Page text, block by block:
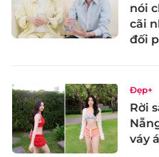
nói
cãi
đối
Đẹp+
Rời
váy